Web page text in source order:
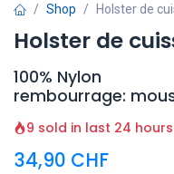
Shop Holster de
Holster de
100% Nylon
rembourrage:
9 sold in last 24 hours
34,90 CHF